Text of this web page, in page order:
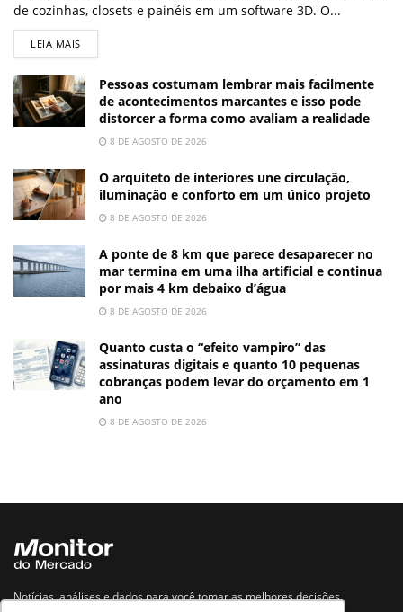
de cozinhas, closets e painéis em um software 3D. O...
LEIA MAIS
Pessoas costumam lembrar mais facilmente
de acontecimentos marcantes e isso pode
distorcer a forma como avaliam a realidade
8 DE AGOSTO DE 2026
O arquiteto de interiores une circulação,
iluminação e conforto em um único projeto
8 DE AGOSTO DE 2026
A ponte de 8 km que parece desaparecer no
mar termina em uma ilha artificial e continua
por mais 4 km debaixo d’água
8 DE AGOSTO DE 2026
Quanto custa o “efeito vampiro” das
assinaturas digitais e quanto 10 pequenas
cobranças podem levar do orçamento em 1
ano
8 DE AGOSTO DE 2026
Notícias, análises e dados para você tomar as melhores decisões.